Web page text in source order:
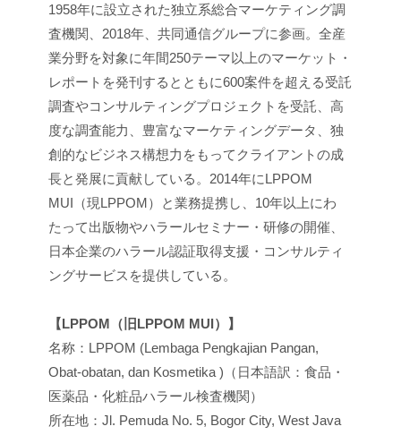
1958年に設立された独立系総合マーケティング調
査機関、2018年、共同通信グループに参画。全産
業分野を対象に年間250テーマ以上のマーケット・
レポートを発刊するとともに600案件を超える受託
調査やコンサルティングプロジェクトを受託、高
度な調査能力、豊富なマーケティングデータ、独
創的なビジネス構想力をもってクライアントの成
長と発展に貢献している。2014年にLPPOM
MUI（現LPPOM）と業務提携し、10年以上にわ
たって出版物やハラールセミナー・研修の開催、
日本企業のハラール認証取得支援・コンサルティ
ングサービスを提供している。
【LPPOM（旧LPPOM MUI）】
名称：LPPOM (Lembaga Pengkajian Pangan,
Obat-obatan, dan Kosmetika )（日本語訳：食品・
医薬品・化粧品ハラール検査機関）
所在地：Jl. Pemuda No. 5, Bogor City, West Java